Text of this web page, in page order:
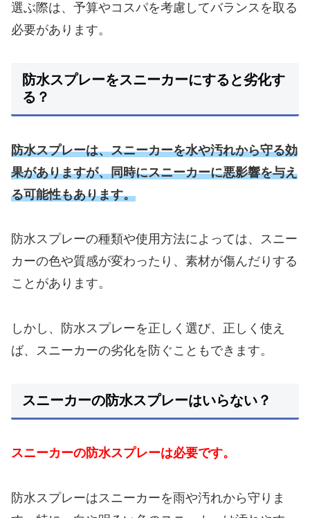
選ぶ際は、予算やコスパを考慮してバランスを取る
必要があります。
防水スプレーをスニーカーにすると劣化す
る？
防水スプレーは、スニーカーを水や汚れから守る効
果がありますが、同時にスニーカーに悪影響を与え
る可能性もあります。
防水スプレーの種類や使用方法によっては、スニー
カーの色や質感が変わったり、素材が傷んだりする
ことがあります。
しかし、防水スプレーを正しく選び、正しく使え
ば、スニーカーの劣化を防ぐこともできます。
スニーカーの防水スプレーはいらない？
スニーカーの防水スプレーは必要です。
防水スプレーはスニーカーを雨や汚れから守りま